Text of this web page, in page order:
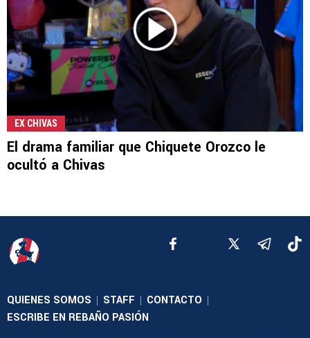
EX CHIVAS
El drama familiar que Chiquete Orozco le
ocultó a Chivas
QUIENES SOMOS STAFF CONTACTO
ESCRIBE EN REBAÑO PASIÓN